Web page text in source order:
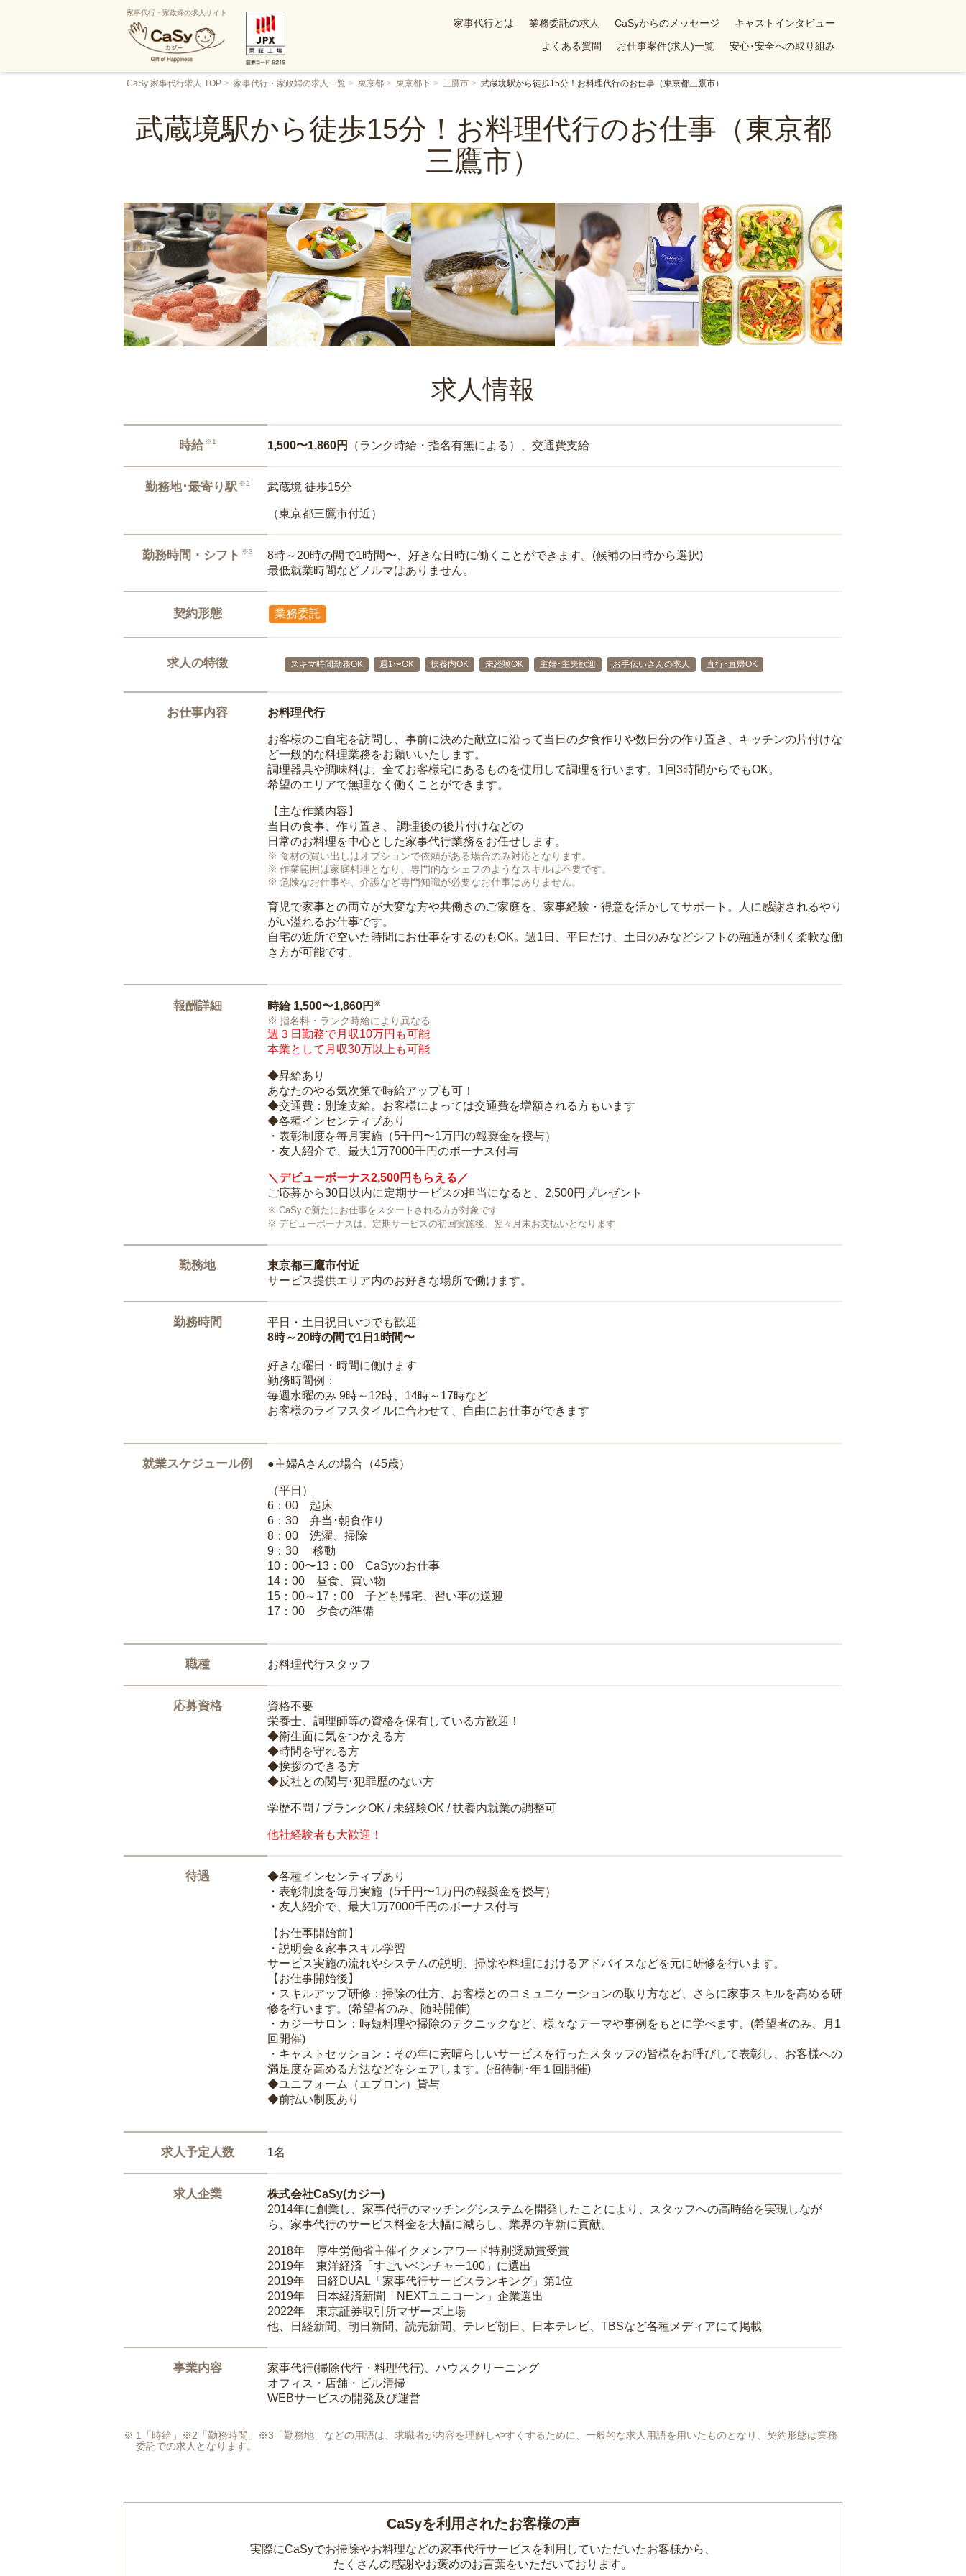
家事代行・家政婦の求人サイト
家事代行とは 業務委託の求人 CaSyからのメッセージ
キャストインタビュー
よくある質問
お仕事案件(求人)一覧 安心･安全への取り組み
CaSy 家事代行求人 TOP 家事代行・家政婦の求人一覧 東京都 東京都下 三鷹市 武蔵境駅から徒歩15分！お料理代行のお仕事（東京都三鷹市）
武蔵境駅から徒歩15分！お料理代行のお仕事（東京都
三鷹市）
求人情報
時給 ※1 1,500〜1,860円 （ランク時給・指名有無による）、交通費支給
勤務地･最寄り駅 ※2 武蔵境 徒歩15分
（東京都三鷹市付近）
勤務時間・シフト ※3
8時～20時の間で1時間〜、好きな日時に働くことができます。(候補の日時から選択)
最低就業時間などノルマはありません。
契約形態 業務委託
求人の特徴 スキマ時間勤務OK 週1〜OK 扶養内OK 未経験OK 主婦･主夫歓迎 お手伝いさんの求人 直行･直帰OK
お仕事内容 お料理代行
お客様のご自宅を訪問し、事前に決めた献立に沿って当日の夕食作りや数日分の作り置き、キッチンの片付けな
ど一般的な料理業務をお願いいたします。
調理器具や調味料は、全てお客様宅にあるものを使用して調理を行います。1回3時間からでもOK。
希望のエリアで無理なく働くことができます。
【主な作業内容】
当日の食事、作り置き、 調理後の後片付けなどの
日常のお料理を中心とした家事代行業務をお任せします。
食材の買い出しはオプションで依頼がある場合のみ対応となります。
作業範囲は家庭料理となり、専門的なシェフのようなスキルは不要です。
危険なお仕事や、介護など専門知識が必要なお仕事はありません。
育児で家事との両立が大変な方や共働きのご家庭を、家事経験・得意を活かしてサポート。人に感謝されるやり
がい溢れるお仕事です。
自宅の近所で空いた時間にお仕事をするのもOK。週1日、平日だけ、土日のみなどシフトの融通が利く柔軟な働
き方が可能です。
報酬詳細 時給 1,500〜1,860円 ※
指名料・ランク時給により異なる
週３日勤務で月収10万円も可能
本業として月収30万以上も可能
◆昇給あり
あなたのやる気次第で時給アップも可！
◆交通費：別途支給。お客様によっては交通費を増額される方もいます
◆各種インセンティブあり
・表彰制度を毎月実施（5千円〜1万円の報奨金を授与）
・友人紹介で、最大1万7000千円のボーナス付与
＼デビューボーナス2,500円もらえる／
ご応募から30日以内に定期サービスの担当になると、2,500円プレゼント
CaSyで新たにお仕事をスタートされる方が対象です
デビューボーナスは、定期サービスの初回実施後、翌々月末お支払いとなります
勤務地
東京都三鷹市付近
サービス提供エリア内のお好きな場所で働けます。
勤務時間
平日・土日祝日いつでも歓迎
8時～20時の間で1日1時間〜
好きな曜日・時間に働けます
勤務時間例：
毎週水曜のみ 9時～12時、14時～17時など
お客様のライフスタイルに合わせて、自由にお仕事ができます
就業スケジュール例 ●主婦Aさんの場合（45歳）
（平日）
6：00 起床
6：30 弁当･朝食作り
8：00 洗濯、掃除
9：30 移動
10：00〜13：00 CaSyのお仕事
14：00 昼食、買い物
15：00～17：00 子ども帰宅、習い事の送迎
17：00 夕食の準備
職種 お料理代行スタッフ
応募資格
資格不要
栄養士、調理師等の資格を保有している方歓迎！
◆衛生面に気をつかえる方
◆時間を守れる方
◆挨拶のできる方
◆反社との関与･犯罪歴のない方
学歴不問 / ブランクOK / 未経験OK / 扶養内就業の調整可
他社経験者も大歓迎！
待遇
◆各種インセンティブあり
・表彰制度を毎月実施（5千円〜1万円の報奨金を授与）
・友人紹介で、最大1万7000千円のボーナス付与
【お仕事開始前】
・説明会＆家事スキル学習
サービス実施の流れやシステムの説明、掃除や料理におけるアドバイスなどを元に研修を行います。
【お仕事開始後】
・スキルアップ研修：掃除の仕方、お客様とのコミュニケーションの取り方など、さらに家事スキルを高める研
修を行います。(希望者のみ、随時開催)
・カジーサロン：時短料理や掃除のテクニックなど、様々なテーマや事例をもとに学べます。(希望者のみ、月1
回開催)
・キャストセッション：その年に素晴らしいサービスを行ったスタッフの皆様をお呼びして表彰し、お客様への
満足度を高める方法などをシェアします。(招待制･年１回開催)
◆ユニフォーム（エプロン）貸与
◆前払い制度あり
求人予定人数 1名
求人企業
株式会社CaSy(カジー)
2014年に創業し、家事代行のマッチングシステムを開発したことにより、スタッフへの高時給を実現しなが
ら、家事代行のサービス料金を大幅に減らし、業界の革新に貢献。
2018年 厚生労働省主催イクメンアワード特別奨励賞受賞
2019年 東洋経済「すごいベンチャー100」に選出
2019年 日経DUAL「家事代行サービスランキング」第1位
2019年 日本経済新聞「NEXTユニコーン」企業選出
2022年 東京証券取引所マザーズ上場
他、日経新聞、朝日新聞、読売新聞、テレビ朝日、日本テレビ、TBSなど各種メディアにて掲載
事業内容
家事代行(掃除代行・料理代行)、ハウスクリーニング
オフィス・店舗・ビル清掃
WEBサービスの開発及び運営
1「時給」※2「勤務時間」※3「勤務地」などの用語は、求職者が内容を理解しやすくするために、一般的な求人用語を用いたものとなり、契約形態は業務
委託での求人となります。
CaSyを利用されたお客様の声
実際にCaSyでお掃除やお料理などの家事代行サービスを利用していただいたお客様から、
たくさんの感謝やお褒めのお言葉をいただいております。